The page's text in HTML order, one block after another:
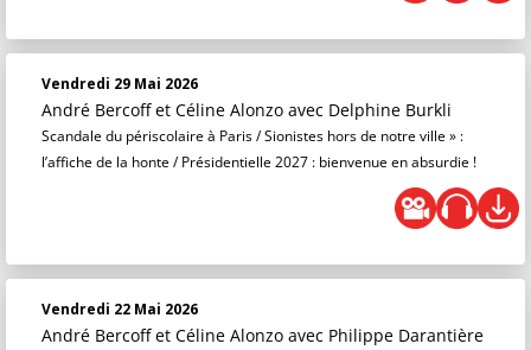
Vendredi 29 Mai 2026
André Bercoff et Céline Alonzo avec Delphine Burkli
Scandale du périscolaire à Paris / Sionistes hors de notre ville » :
l’affiche de la honte / Présidentielle 2027 : bienvenue en absurdie !
Vendredi 22 Mai 2026
André Bercoff et Céline Alonzo avec Philippe Darantière